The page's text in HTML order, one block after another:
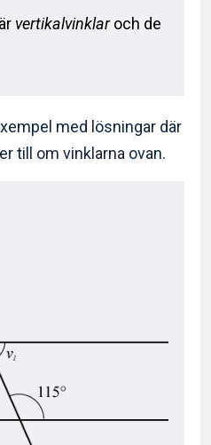
är vertikalvinklaroch de
med lösningar där
till om vinklarna ovan.